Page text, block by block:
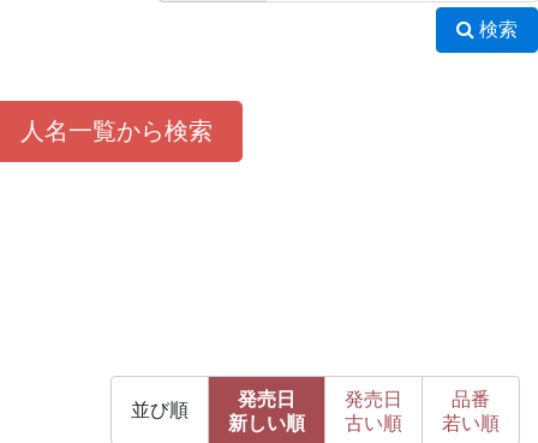
検索
人名一覧から検索
並び順
発売日
新しい順
発売日
古い順
品番
若い順